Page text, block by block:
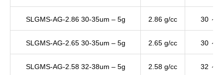
SLGMS-AG-2.86 30-35um – 5g 2.86 g/cc 30 ～
SLGMS-AG-2.65 30-35um – 5g 2.65 g/cc 30 ～
SLGMS-AG-2.58 32-38um – 5g 2.58 g/cc 32 ～